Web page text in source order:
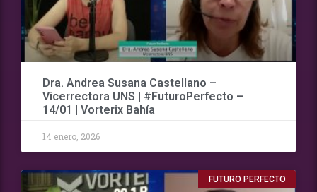
Dra. Andrea Susana Castellano –
Vicerrectora UNS | #FuturoPerfecto –
14/01 | Vorterix Bahía
14 enero, 2026
FUTURO PERFECTO